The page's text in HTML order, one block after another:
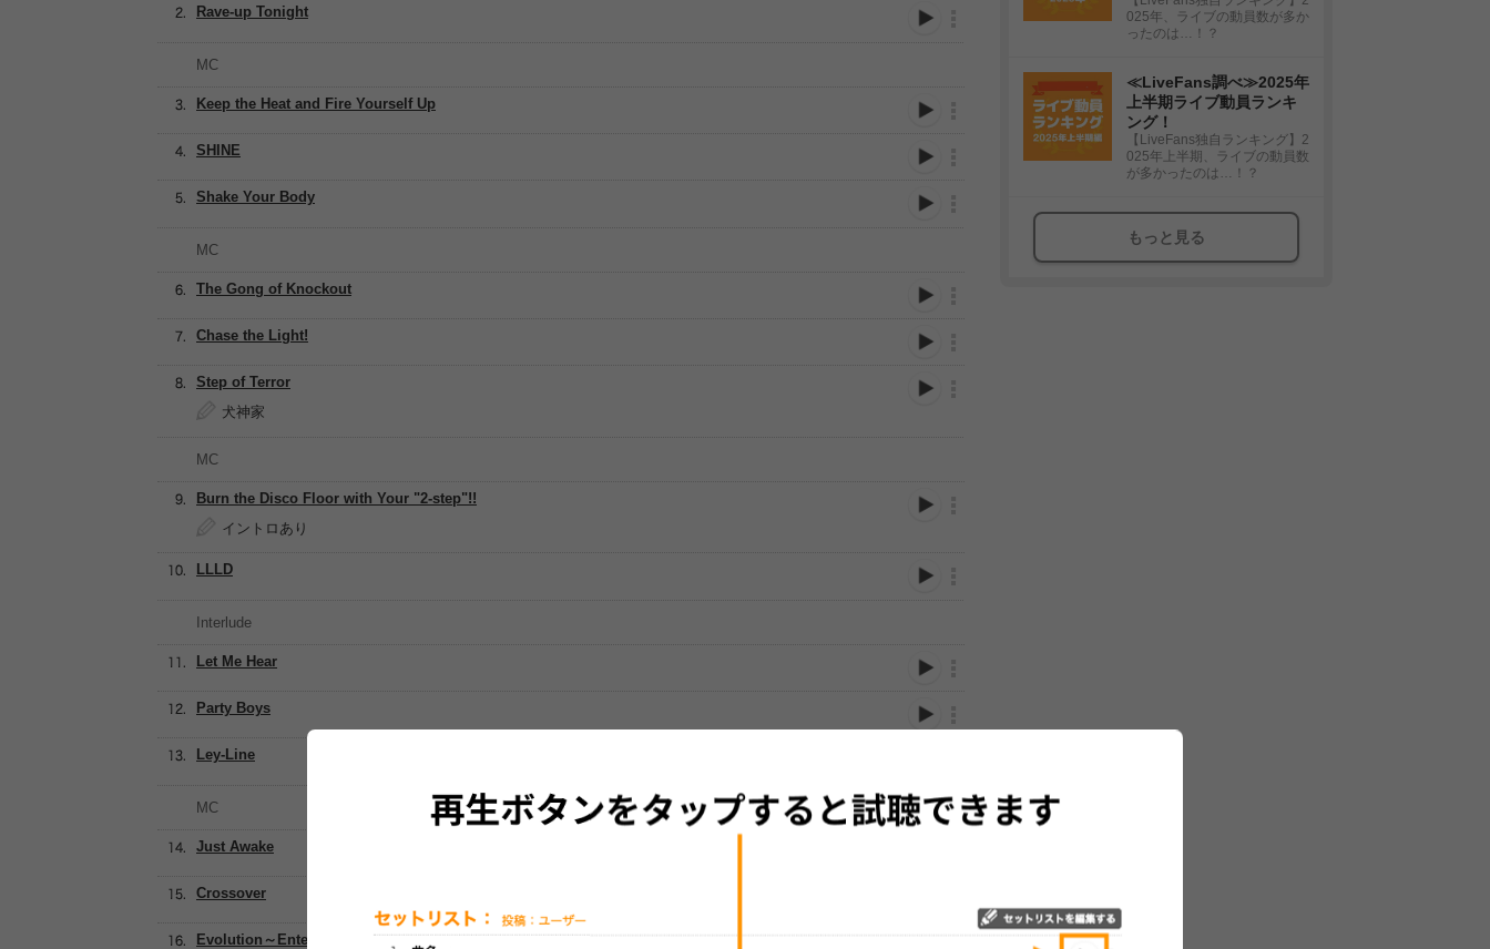
The Gong of Knockout
Rave-up Tonight
MC
Chase the Light!
Shake Your Body
MC
SHINE
Keep the Heat and Fire Yourself Up
Step of Terror
犬神家
MC
Burn the Disco Floor with Your "2-step"!!
イントロあり
LLLD
Interlude
Let Me Hear
Party Boys
Ley-Line
MC
Just Awake
Crossover
Evolution～Entering The New World～
025年、ライブの動員数が多か
ったのは…！？
≪LiveFans調べ≫2025年
上半期ライブ動員ランキ
ング！
【LiveFans独自ランキング】2
025年上半期、ライブの動員数
が多かったのは…！？
もっと見る